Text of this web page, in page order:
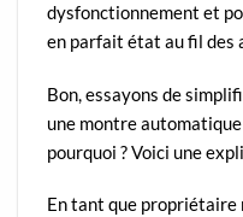
dysfonctionnement et
en parfait état au fil des
Bon, essayons de
une montre
pourquoi ? Voici une
En tant que propriétaire